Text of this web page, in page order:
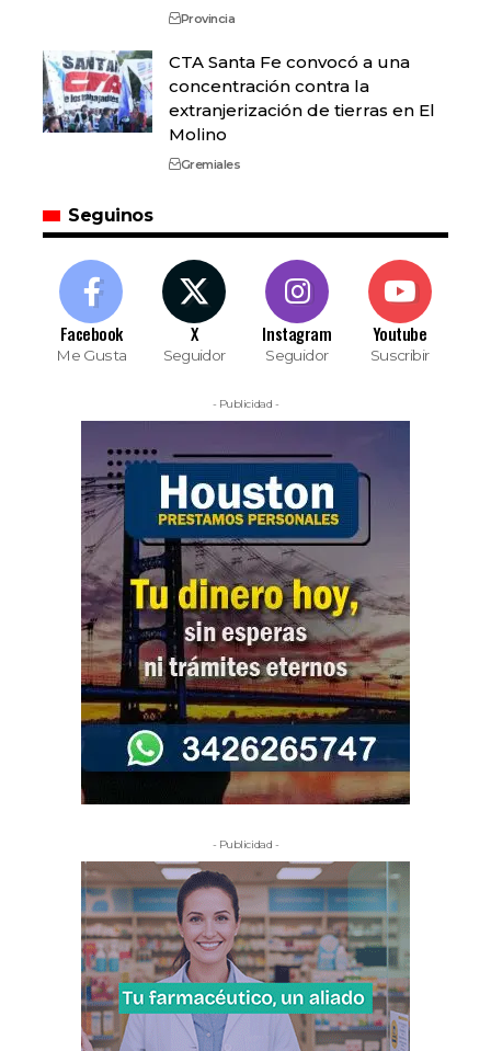
Provincia
CTA Santa Fe convocó a una
concentración contra la
extranjerización de tierras en El
Molino
Gremiales
Seguinos
Facebook
Me Gusta
X
Seguidor
Instagram
Seguidor
Youtube
Suscribir
- Publicidad -
- Publicidad -